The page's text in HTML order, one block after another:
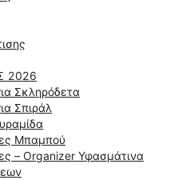
2026
Σκληρόδετα
Σπιράλ
Μπαμπού
– Organizer Υφασμάτινα